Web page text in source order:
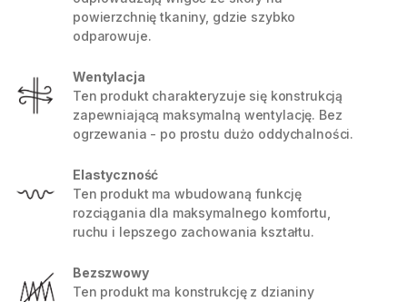
powierzchnię tkaniny, gdzie szybko
odparowuje.
Wentylacja
Ten produkt charakteryzuje się konstrukcją
zapewniającą maksymalną wentylację. Bez
ogrzewania - po prostu dużo oddychalności.
Elastyczność
Ten produkt ma wbudowaną funkcję
rozciągania dla maksymalnego komfortu,
ruchu i lepszego zachowania kształtu.
Bezszwowy
Ten produkt ma konstrukcję z dzianiny